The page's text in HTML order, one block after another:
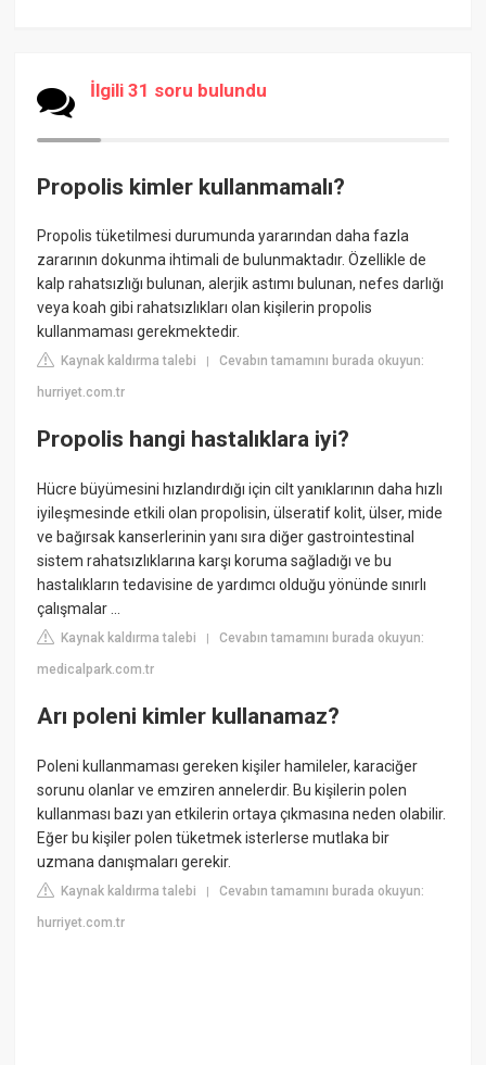
İlgili 31 soru bulundu
Propolis kimler kullanmamalı?
Propolis tüketilmesi durumunda yararından daha fazla
zararının dokunma ihtimali de bulunmaktadır. Özellikle de
kalp rahatsızlığı bulunan, alerjik astımı bulunan, nefes darlığı
veya koah gibi rahatsızlıkları olan kişilerin propolis
kullanmaması gerekmektedir.
Kaynak kaldırma talebi |Cevabın tamamını burada okuyun:
hurriyet.com.tr
Propolis hangi hastalıklara iyi?
Hücre büyümesini hızlandırdığı için cilt yanıklarının daha hızlı
iyileşmesinde etkili olan propolisin, ülseratif kolit, ülser, mide
ve bağırsak kanserlerinin yanı sıra diğer gastrointestinal
sistem rahatsızlıklarına karşı koruma sağladığı ve bu
hastalıkların tedavisine de yardımcı olduğu yönünde sınırlı
çalışmalar ...
Kaynak kaldırma talebi |Cevabın tamamını burada okuyun:
medicalpark.com.tr
Arı poleni kimler kullanamaz?
Poleni kullanmaması gereken kişiler hamileler, karaciğer
sorunu olanlar ve emziren annelerdir. Bu kişilerin polen
kullanması bazı yan etkilerin ortaya çıkmasına neden olabilir.
Eğer bu kişiler polen tüketmek isterlerse mutlaka bir
uzmana danışmaları gerekir.
Kaynak kaldırma talebi |Cevabın tamamını burada okuyun:
hurriyet.com.tr